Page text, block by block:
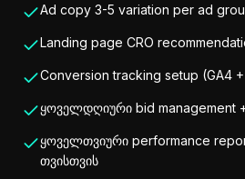
Ad copy 3-5 variation per ad
Landing page CRO
Conversion tracking setup (GA4
ყოველდღიური bid management
ყოველთვიური performance
თვისთვის